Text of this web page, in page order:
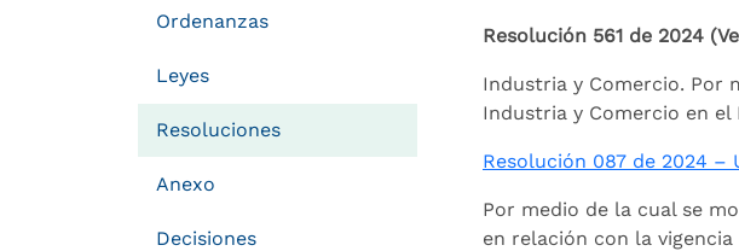
Ordenanzas
Leyes
Resoluciones
Anexo
Decisiones
Resolución 561 de 2024
Industria y Comercio. Por
Industria y Comercio en
Resolución 087 de 2024 –
Por medio de la cual se
en relación con la